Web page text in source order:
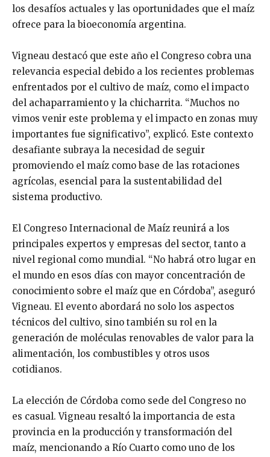
los desafíos actuales y las oportunidades que el maíz
ofrece para la bioeconomía argentina.
Vigneau destacó que este año el Congreso cobra una
relevancia especial debido a los recientes problemas
enfrentados por el cultivo de maíz, como el impacto
del achaparramiento y la chicharrita. “Muchos no
vimos venir este problema y el impacto en zonas muy
importantes fue significativo”, explicó. Este contexto
desafiante subraya la necesidad de seguir
promoviendo el maíz como base de las rotaciones
agrícolas, esencial para la sustentabilidad del
sistema productivo.
El Congreso Internacional de Maíz reunirá a los
principales expertos y empresas del sector, tanto a
nivel regional como mundial. “No habrá otro lugar en
el mundo en esos días con mayor concentración de
conocimiento sobre el maíz que en Córdoba”, aseguró
Vigneau. El evento abordará no solo los aspectos
técnicos del cultivo, sino también su rol en la
generación de moléculas renovables de valor para la
alimentación, los combustibles y otros usos
cotidianos.
La elección de Córdoba como sede del Congreso no
es casual. Vigneau resaltó la importancia de esta
provincia en la producción y transformación del
maíz, mencionando a Río Cuarto como uno de los